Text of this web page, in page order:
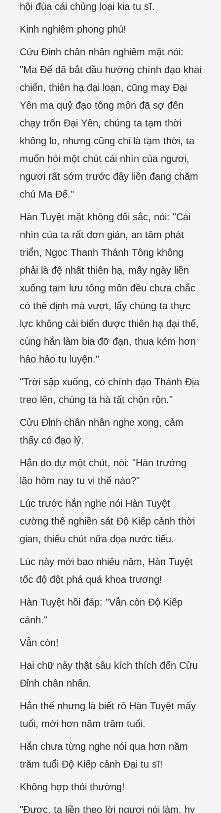
hội đùa cái chủng loại kia tu sĩ.
Kinh nghiệm phong phú!
Cửu Đỉnh chân nhân nghiêm mặt nói:
"Ma Đế đã bắt đầu hướng chính đạo khai
chiến, thiên hạ đại loạn, cũng may Đại
Yên ma quỷ đạo tông môn đã sợ đến
chạy trốn Đại Yên, chúng ta tạm thời
không lo, nhưng cũng chỉ là tạm thời, ta
muốn hỏi một chút cái nhìn của ngươi,
ngươi rất sớm trước đây liền đang chăm
chú Ma Đế."
Hàn Tuyệt mặt không đổi sắc, nói: "Cái
nhìn của ta rất đơn giản, an tâm phát
triển, Ngọc Thanh Thánh Tông không
phải là đệ nhất thiên hạ, mấy ngày liền
xuống tam lưu tông môn đều chưa chắc
có thể định mà vượt, lấy chúng ta thực
lực không cải biến được thiên hạ đại thế,
cùng hắn làm bia đỡ đạn, thua kém hơn
hảo hảo tu luyện."
"Trời sập xuống, có chính đạo Thánh Địa
treo lên, chúng ta hà tất chộn rộn."
Cửu Đỉnh chân nhân nghe xong, cảm
thấy có đạo lý.
Hắn do dự một chút, nói: "Hàn trưởng
lão hôm nay tu vi thế nào?"
Lúc trước hắn nghe nói Hàn Tuyệt
cường thế nghiền sát Độ Kiếp cảnh thời
gian, thiếu chút nữa dọa nước tiểu.
Lúc này mới bao nhiêu năm, Hàn Tuyệt
tốc độ đột phá quá khoa trương!
Hàn Tuyệt hồi đáp: "Vẫn còn Độ Kiếp
cảnh."
Vẫn còn!
Hai chữ này thật sâu kích thích đến Cửu
Đỉnh chân nhân.
Hắn thế nhưng là biết rõ Hàn Tuyệt mấy
tuổi, mới hơn năm trăm tuổi.
Hắn chưa từng nghe nói qua hơn năm
trăm tuổi Độ Kiếp cảnh Đại tu sĩ!
Không hợp thói thường!
"Được, ta liền theo lời ngươi nói làm, hy